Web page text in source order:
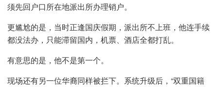
须先回户口所在地派出所办理销户。
更尴尬的是，当时正逢国庆假期，派出所不上班，他连手续
都没法办，只能滞留国内，机票、酒店全都打乱。
有意思的是，他不是第一个。
现场还有另一位华裔同样被拦下。系统升级后，“双重国籍